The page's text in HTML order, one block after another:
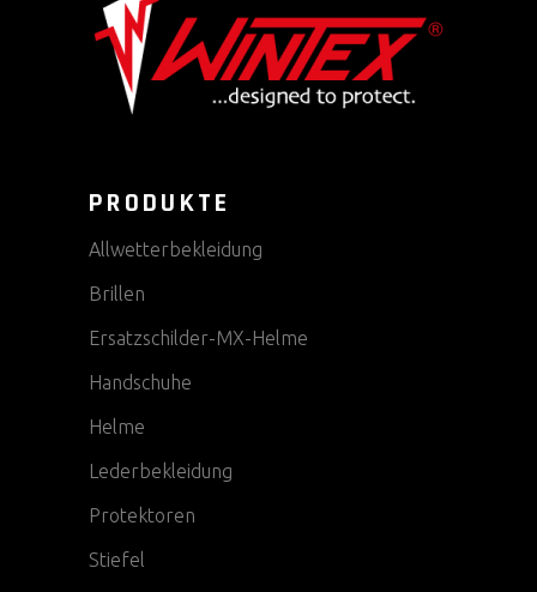
PRODUKTE
Allwetterbekleidung
Brillen
Ersatzschilder-MX-Helme
Handschuhe
Helme
Lederbekleidung
Protektoren
Stiefel